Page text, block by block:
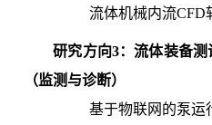
流体机械内流CFD
研究方向3：流体装备
（监测与诊断）
基于物联网的泵运